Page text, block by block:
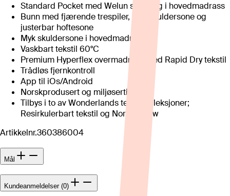
Standard Pocket med Welun stopning i hovedmadrass
Bunn med fjærende trespiler, myk skuldersone og
justerbar hoftesone
Myk skuldersone i hovedmadrass
Vaskbart tekstil 60°C
Premium Hyperflex overmadrass med Rapid Dry tekstil
Trådløs fjernkontroll
App til iOs/Android
Norskprodusert og miljøsertifisert
Tilbys i to av Wonderlands tekstilkolleksjoner;
Resirkulerbart tekstil og Nordic Glow
Artikkelnr.360386004
Mål
Kundeanmeldelser (0)